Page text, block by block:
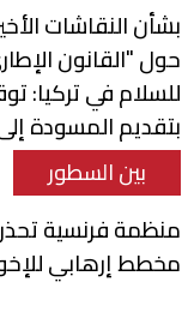
بشأن النقاشات
حول "القانون
للسلام في تركيا:
بتقديم المسودة
البرلمانبين السطور
منظمة فرنسية
مخطط إرهابي